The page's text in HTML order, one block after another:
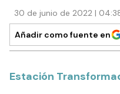
30 de junio de 2022 |
Añadir como fuente en
Estación